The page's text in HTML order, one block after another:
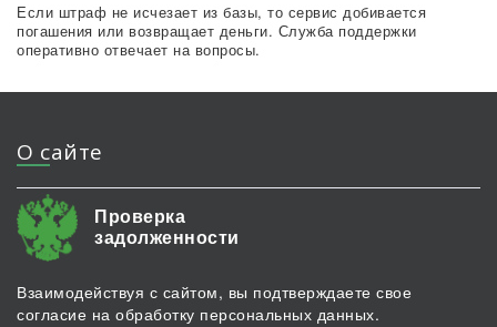
Если штраф не исчезает из базы, то сервис добивается
погашения или возвращает деньги. Служба поддержки
оперативно отвечает на вопросы.
О сайте
Проверка
задолженности
Взаимодействуя с сайтом, вы подтверждаете свое
согласие на обработку персональных данных.